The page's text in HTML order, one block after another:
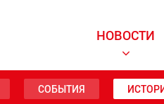
НОВОСТИ
СОБЫТИЯ